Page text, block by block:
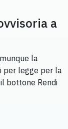
a
la
per legge per la
bottone Rendi